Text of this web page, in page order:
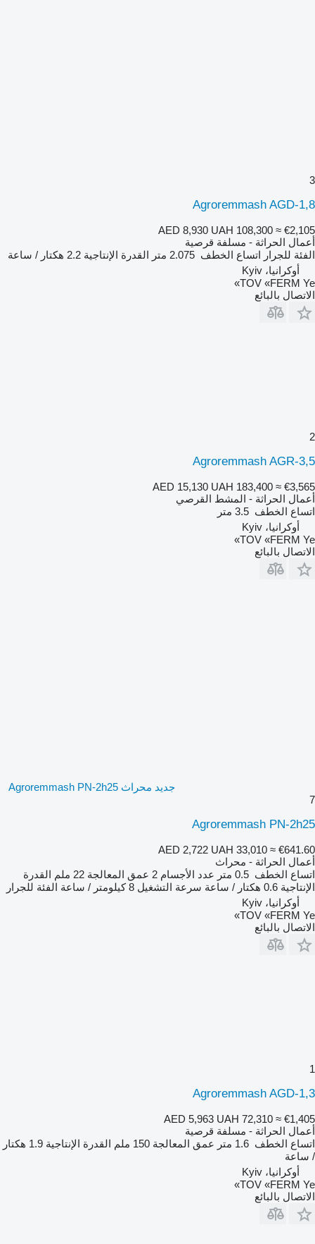
3
Agroremmash AGD-1,8
AED 8,930 UAH 108,300 ≈ €2,105
أعمال الحراثة - مسلفة قرصية
الفئة للجرار اتساع الخطف 2.075 متر القدرة الإنتاجية 2.2 هكتار / ساعة
أوكرانيا، Kyiv
TOV «FERM Ye»
الاتصال بالبائع
2
Agroremmash AGR-3,5
AED 15,130 UAH 183,400 ≈ €3,565
أعمال الحراثة - المشط القرصي
اتساع الخطف 3.5 متر
أوكرانيا، Kyiv
TOV «FERM Ye»
الاتصال بالبائع
جديد محراث Agroremmash PN-2h25
7
Agroremmash PN-2h25
AED 2,722 UAH 33,010 ≈ €641.60
أعمال الحراثة - محراث
اتساع الخطف 0.5 متر عدد الأجسام 2 عمق المعالجة 22 ملم
القدرة
الإنتاجية 0.6 هكتار / ساعة سرعة التشغيل 8 كيلومتر / ساعة الفئة للجرار
أوكرانيا، Kyiv
TOV «FERM Ye»
الاتصال بالبائع
1
Agroremmash AGD-1,3
AED 5,963 UAH 72,310 ≈ €1,405
أعمال الحراثة - مسلفة قرصية
اتساع الخطف 1.6 متر عمق المعالجة 150 ملم القدرة الإنتاجية
1.9 هكتار
/ ساعة
أوكرانيا، Kyiv
TOV «FERM Ye»
الاتصال بالبائع